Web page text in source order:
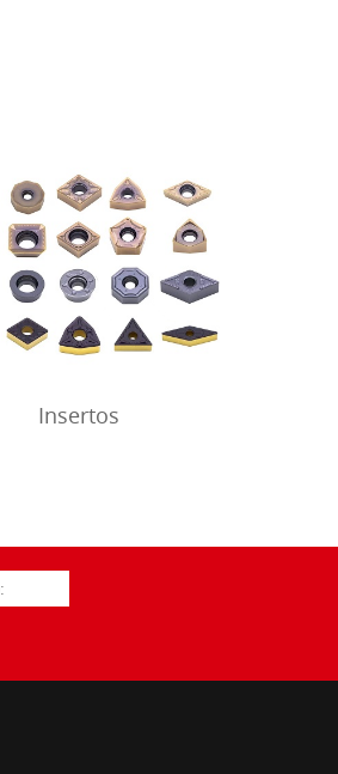
Insertos